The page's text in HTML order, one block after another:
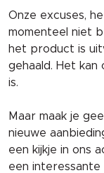
Onze excuses,
momenteel niet
het product is
gehaald. Het
is.
Maar maak je
nieuwe
een kijkje in ons
een interessante